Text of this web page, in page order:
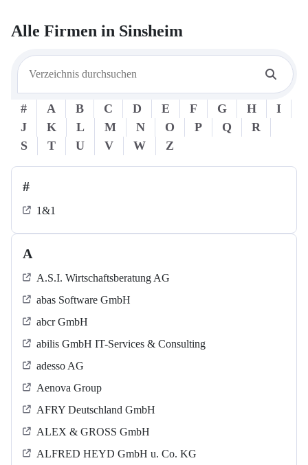
Alle Firmen in Sinsheim
# A B C D E F G H
I
J
K L M N O P Q
R
S
T U V W Z
#
1&1
A
A.S.I. Wirtschaftsberatung AG
abas Software GmbH
abcr GmbH
abilis GmbH IT-Services & Consulting
adesso AG
Aenova Group
AFRY Deutschland GmbH
ALEX & GROSS GmbH
ALFRED HEYD GmbH u. Co. KG